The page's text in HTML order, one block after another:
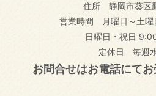
住所 静岡市葵区
営業時間 月曜日～土
日曜日・祝日
定休日 毎週
お問合せはお電話にて